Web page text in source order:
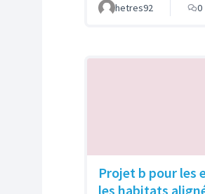
hetres92 0
Projet b pour les
les habitats